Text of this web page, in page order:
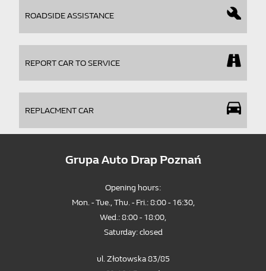
ROADSIDE ASSISTANCE
REPORT CAR TO SERVICE
REPLACMENT CAR
Grupa Auto Drap Poznań
Opening hours:
Mon. - Tue., Thu. - Fri.: 8:00 - 16:30,
Wed.: 8:00 - 18:00,
Saturday: closed
ul. Złotowska 83/85